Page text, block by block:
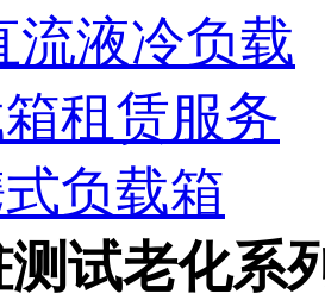
流液冷负载
租赁服务
负载箱
测试老化系